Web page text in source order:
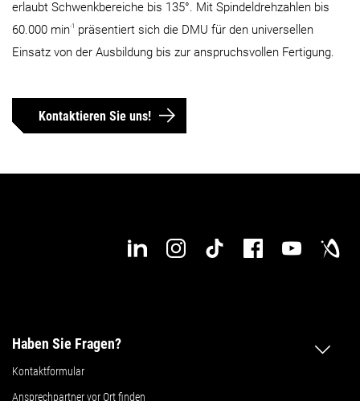
Max. Werkstückdurchmesser
Max. Werkstückgewicht
220 mm
15 kg
505 mm
Details
erlaubt Schwenkbereiche bis 135°. Mit Spindeldrehzahlen bis
60.000 min-1
präsentiert sich die DMU für den universellen
Einsatz von der Ausbildung bis zur anspruchsvollen Fertigung.
Kontaktieren Sie uns!
Haben Sie Fragen?
Kontaktformular
Ansprechpartner vor Ort finden